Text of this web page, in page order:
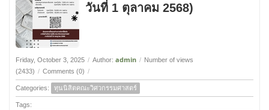
วันที่ 1 ตุลาคม 2568)
Friday, October 3, 2025 / Author: admin / Number of views
(2433) / Comments (0) /
Categories: ทุนนิสิตคณะวิศวกรรมศาสตร์
Tags: